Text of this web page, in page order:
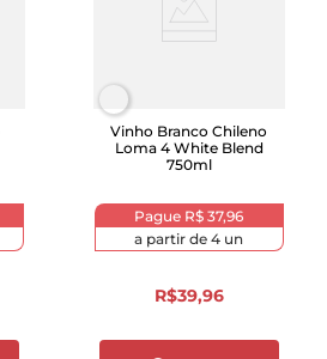
Vinho Branco Chileno
Loma 4 White Blend
750ml
Pague R$ 37,96
a partir de 4 un
R$39,96